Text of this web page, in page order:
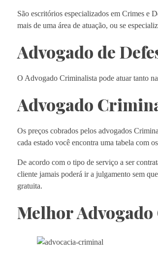
São escritórios especializados em Crimes e
mais de uma área de atuação, ou se
Advogado de
O Advogado Criminalista pode atuar tanto
Advogado
Os preços cobrados pelos advogados
cada estado você encontra uma tabela com
De acordo com o tipo de serviço a ser
cliente jamais poderá ir a julgamento sem
gratuita.
Melhor